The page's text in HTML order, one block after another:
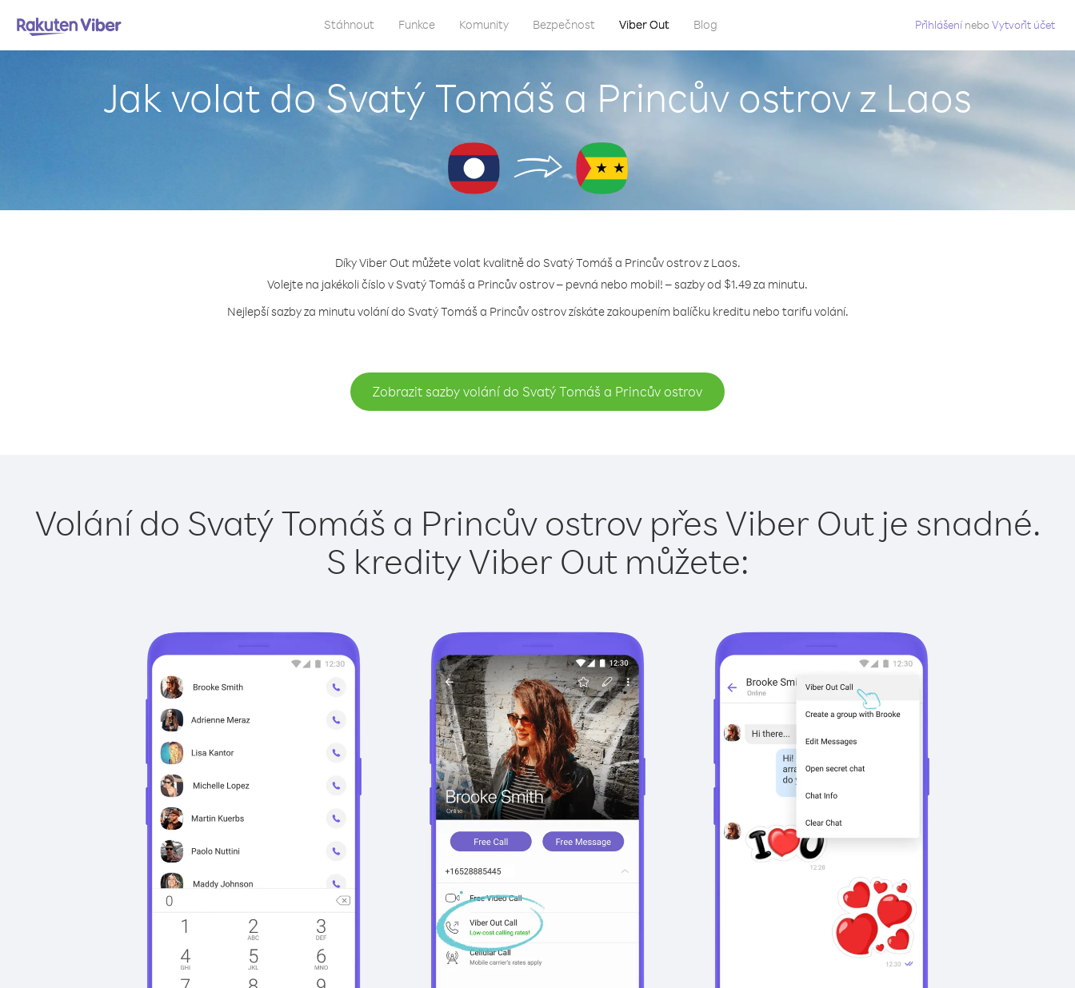
Stáhnout Funkce Komunity Bezpečnost Viber Out Blog Přihlášení neboVytvořit účet
Jak volat do Svatý Tomáš a Princův ostrov z Laos
Díky Viber Out můžete volat kvalitně do Svatý Tomáš a Princův ostrov z Laos.
Volejte na jakékoli číslo v Svatý Tomáš a Princův ostrov – pevná nebo mobil! – sazby od $1.49 za minutu.
Nejlepší sazby za minutu volání do Svatý Tomáš a Princův ostrov získáte zakoupením balíčku kreditu nebo tarifu volání.
Zobrazit sazby volání do Svatý Tomáš a Princův ostrov
Volání do Svatý Tomáš a Princův ostrov přes Viber Out je snadné.
S kredity Viber Out můžete: